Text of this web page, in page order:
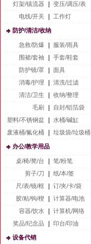
灯架/镇流器
变压/调压/表
电线/开关
工作灯
防护/清洁/收纳
急救/防爆
服装/雨具
围裙/套袖
手套/鞋套
防护镜/罩
面具
消毒/护理
清洗/过滤
清洁/卫生
收纳/整理
毛刷
自封/铝箔袋
塑料/不锈钢盆
水桶/碱缸
废液桶/氟化桶
垃圾袋/垃圾桶
办公/教学用品
桌/椅/凳/台
笔/粉笔
剪子/刀
纸/本/签
尺/表/镜/框
订/夹/卡/袋
胶/粘/钩/楔
计算器/电池
容器/饮水
计算机/网络
奖品/纪念品
印台/印油
设备代销